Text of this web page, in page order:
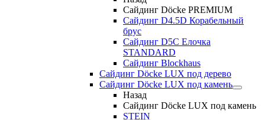
Сайдинг Döcke PREMIUM
Сайдинг D4.5D Корабельный
брус
Сайдинг D5С Елочка
STANDARD
Сайдинг Blockhaus
Сайдинг Döcke LUX под дерево
Сайдинг Döcke LUX под камень
Назад
Сайдинг Döcke LUX под камень
STEIN